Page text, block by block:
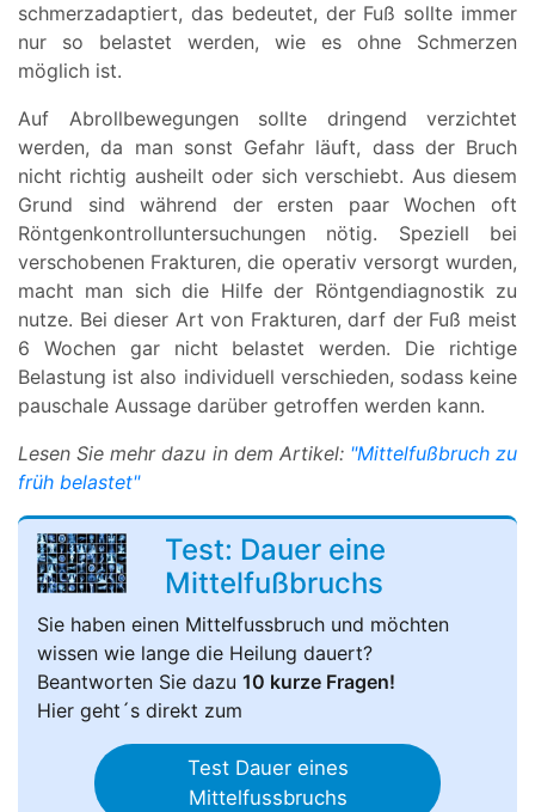
schmerzadaptiert, das bedeutet, der Fuß sollte immer
nur so belastet werden, wie es ohne Schmerzen
möglich ist.
Auf Abrollbewegungen sollte dringend verzichtet
werden, da man sonst Gefahr läuft, dass der Bruch
nicht richtig ausheilt oder sich verschiebt. Aus diesem
Grund sind während der ersten paar Wochen oft
Röntgenkontrolluntersuchungen nötig. Speziell bei
verschobenen Frakturen, die operativ versorgt wurden,
macht man sich die Hilfe der Röntgendiagnostik zu
nutze. Bei dieser Art von Frakturen, darf der Fuß meist
6 Wochen gar nicht belastet werden. Die richtige
Belastung ist also individuell verschieden, sodass keine
pauschale Aussage darüber getroffen werden kann.
Lesen Sie mehr dazu in dem Artikel: "Mittelfußbruch zu
früh belastet"
Test: Dauer eine
Mittelfußbruchs
Sie haben einen Mittelfussbruch und möchten
wissen wie lange die Heilung dauert?
Beantworten Sie dazu 10 kurze Fragen!
Hier geht´s direkt zum
Test Dauer eines
Mittelfussbruchs